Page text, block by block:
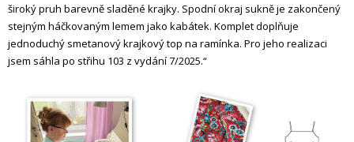
široký pruh barevně sladěné krajky. Spodní okraj sukně je zakončený
stejným háčkovaným lemem jako kabátek. Komplet doplňuje
jednoduchý smetanový krajkový top na ramínka. Pro jeho realizaci
jsem sáhla po střihu 103 z vydání 7/2025.“